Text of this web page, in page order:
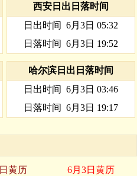
西安日出日落时间
日出时间 6月3日 05:32
日落时间 6月3日 19:52
哈尔滨日出日落时间
日出时间 6月3日 03:46
日落时间 6月3日 19:17
黄历
6月3日黄历